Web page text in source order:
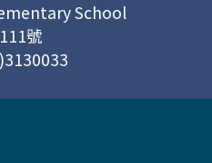
School
號